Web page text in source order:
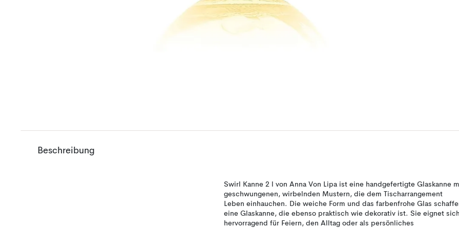
Beschreibung
Swirl Kanne 2 l von Anna Von Lipa ist eine handgefertigte Glaskanne
geschwungenen, wirbelnden Mustern, die dem Tischarrangement
Leben einhauchen. Die weiche Form und das farbenfrohe Glas
eine Glaskanne, die ebenso praktisch wie dekorativ ist. Sie eignet sich
hervorragend für Feiern, den Alltag oder als persönliches